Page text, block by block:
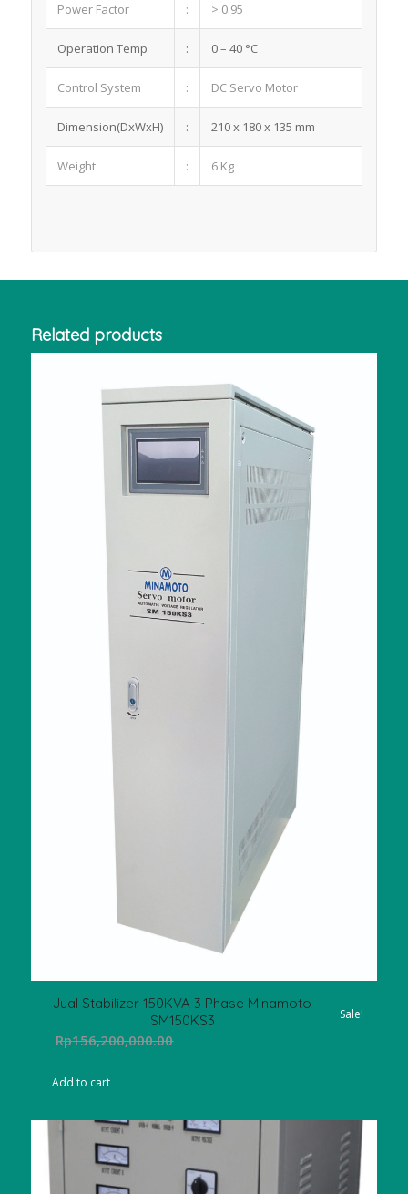
Power Factor : > 0.95
Operation Temp : 0 – 40 °C
Control System : DC Servo Motor
Dimension(DxWxH) : 210 x 180 x 135 mm
Weight : 6 Kg
Related products
Jual Stabilizer 150KVA 3 Phase Minamoto
SM150KS3
Rp156,200,000.00
Sale!
Add to cart